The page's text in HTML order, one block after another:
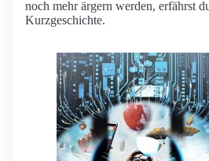
noch mehr ärgern werden, erfährst
Kurzgeschichte.